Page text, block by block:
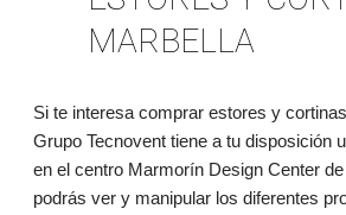
MARBELLA
Si te interesa comprar estores y
Grupo Tecnovent tiene a tu disposición
en el centro Marmorín Design Center
podrás ver y manipular los diferentes